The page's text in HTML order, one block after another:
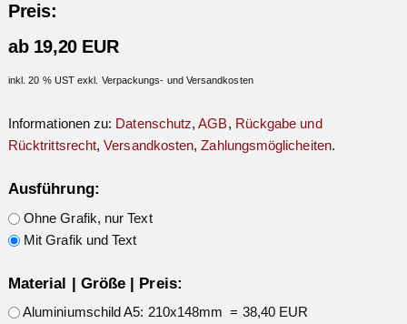
Preis:
ab 19,20 EUR
inkl. 20 % UST exkl. Verpackungs- und Versandkosten
Informationen zu: Datenschutz,AGB, Rückgabe und
Rücktrittsrecht,Versandkosten,Zahlungsmöglicheiten.
Ausführung:
Ohne Grafik, nur Text
Mit Grafik und Text
Material | Größe | Preis:
Aluminiumschild A5: 210x148mm = 38,40 EUR